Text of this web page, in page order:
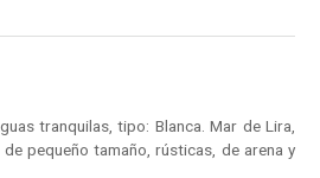
tranquilas, tipo: Blanca. Mar de Lira,
pequeño tamaño, rústicas, de arena y